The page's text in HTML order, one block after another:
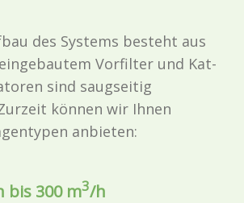
des Systems besteht aus
Vorfilter und Kat-
sind saugseitig
können wir Ihnen
anbieten:
bis 300 m3/h